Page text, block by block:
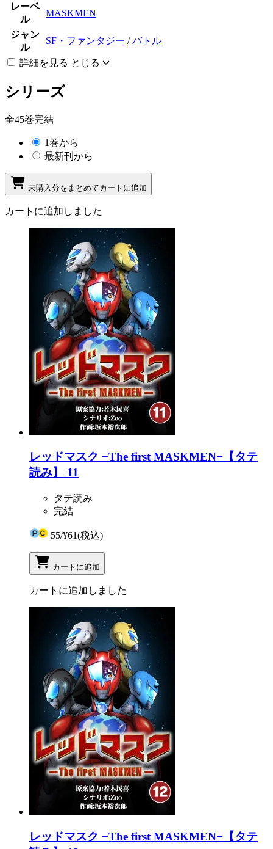
レーベ
ル
MASKMEN
ジャン
ル
SF・ファンタジー /バトル
詳細を見る とじる
シリーズ
全45巻完結
1巻から
最新刊から
未購入分をまとめてカートに追加
カートに追加しました
レッドマスク −The first MASKMEN−【タテ
読み】 11
タテ読み
完結
55/¥61(税込)
カートに追加
カートに追加しました
レッドマスク −The first MASKMEN−【タテ